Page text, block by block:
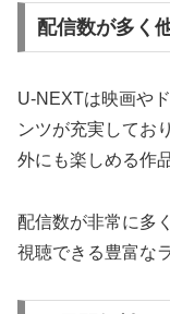
配信数が多く
U-NEXTは映画や
ンツが充実してお
外にも楽しめる作
配信数が非常に多
視聴できる豊富な